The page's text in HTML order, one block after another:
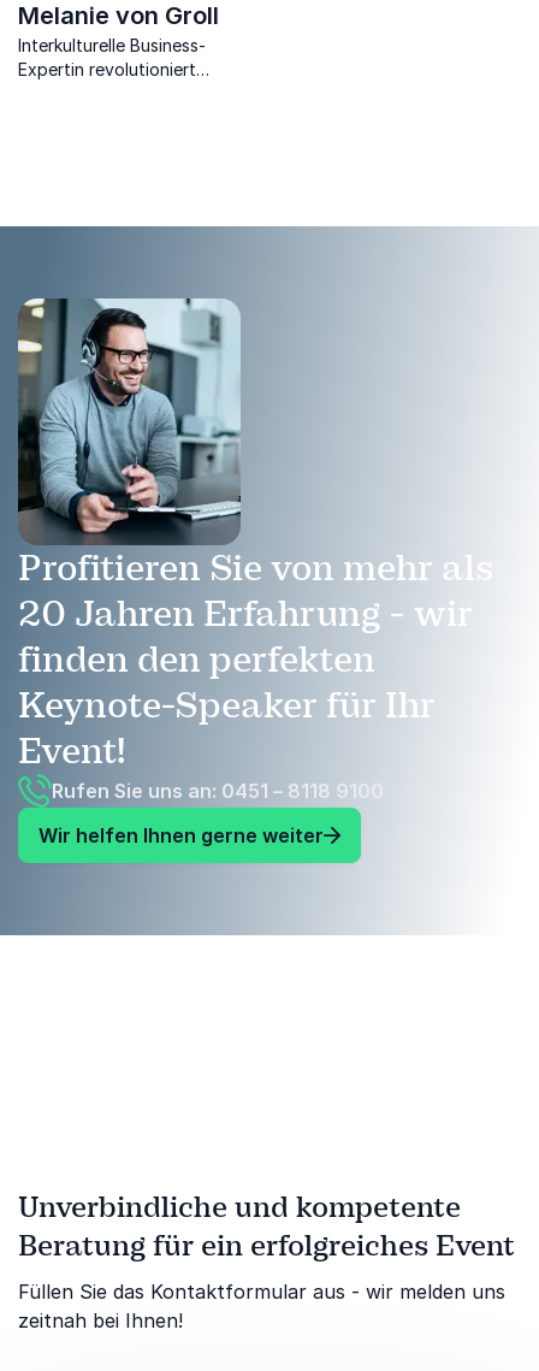
Melanie von Groll
Interkulturelle Business-
Expertin revolutioniert
Profitieren Sie von mehr als
20 Jahren Erfahrung - wir
finden den perfekten
Keynote-Speaker für Ihr
Event!
Rufen Sie uns an: 0451 – 8118 9100
Wir helfen Ihnen gerne weiter
Unverbindliche und kompetente
Beratung für ein erfolgreiches Event
Füllen Sie das Kontaktformular aus - wir melden uns
zeitnah bei Ihnen!